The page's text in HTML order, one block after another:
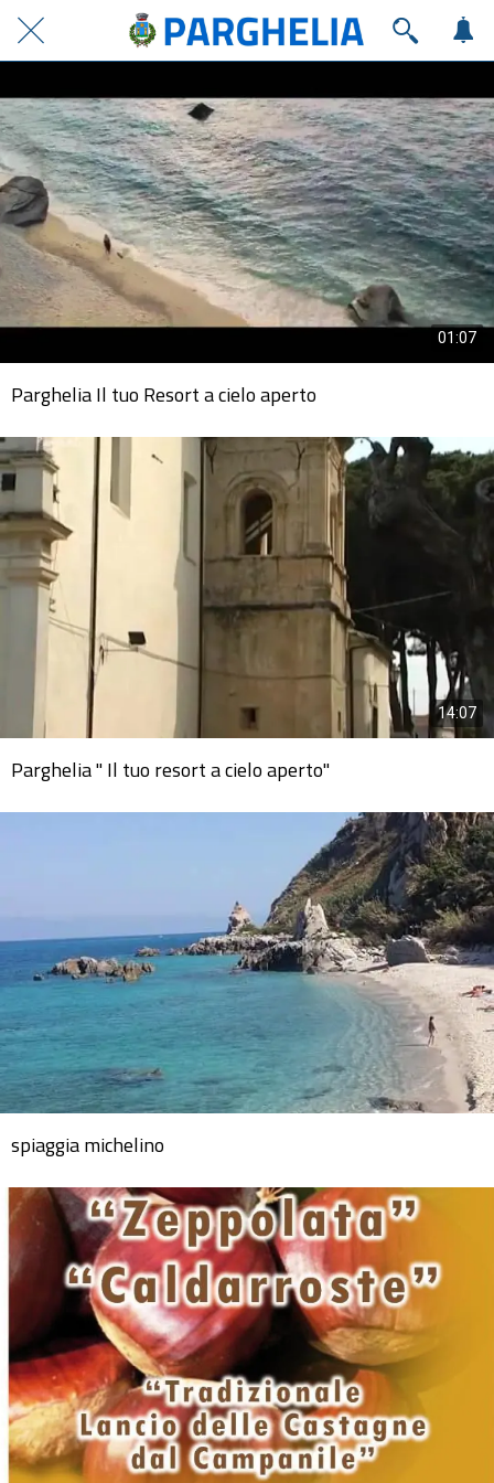
01:07
Parghelia Il tuo Resort a cielo aperto
14:07
Parghelia " Il tuo resort a cielo aperto"
spiaggia michelino